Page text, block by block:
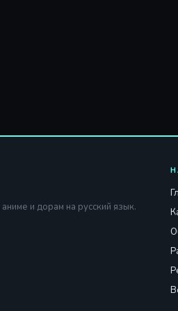
и дорам на русский язык.